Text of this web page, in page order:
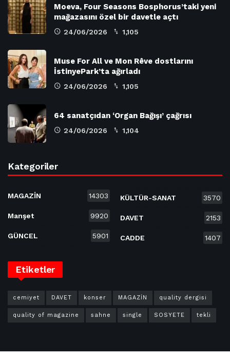
Moeva, Four Seasons Bosphorus’taki yeni
mağazasını özel bir davetle açtı
24/06/2026 1,105
Muse For All ve Mon Rêve dostlarını
İstinyePark’ta ağırladı
24/06/2026 1,105
64 sanatçıdan ‘Organ Bağışı’ çağrısı
24/06/2026 1,104
Kategoriler
MAGAZİN 14303
Manşet 9920
GÜNCEL 5901
KÜLTÜR-SANAT 3570
DAVET 2153
CADDE 1407
Etiketler
cemiyet DAVET konser MAGAZİN quality dergisi
quality of magazine sahne single SOSYETE tekli